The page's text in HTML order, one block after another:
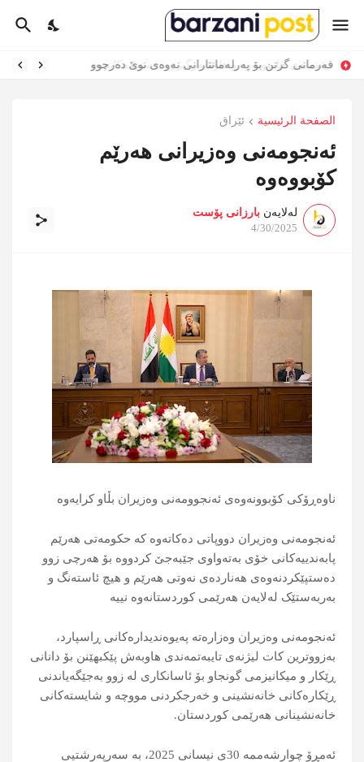
فەرمانی گرتن بۆ پەرلەمانتارانی نەوەی نوێ دەرچوو
الصفحة الرئيسية ئێراق
ئەنجومەنی وەزیرانی هەرێم
کۆبووەوە
لەلایەن بارزانی پۆست
4/30/2025
ناوەڕۆکی کۆبوونەوەی ئەنجوومەنی وەزیران بڵاو کرایەوە
ئەنجومەنی وەزیران دووپاتی دەکاتەوە کە حکومەتی هەرێم
پابەندییەکانی خۆی بەتەواوی جێبەجێ کردووە بۆ هەرچی زوو
دەستپێکردنەوەی هەناردەی نەوتی هەرێم و هیچ ئاستەنگ و
بەربەستێک لەلایەن هەرێمی کوردستانەوە نییە
ئەنجومەنی وەزیران وەزارەتە پەیوەندیدارەکانی ڕاسپارد،
بەزووترین کات لیژنەی تایبەتمەندی هاوبەش پێکبهێنن بۆ دانانی
ڕێکار و میکانیزمی گونجاو بۆ ئاسانکاری لە زوو بەجێگەیاندنی
ڕێکارەکانی خانەنشینی و خەرجکردنی مووچە و شایستەکانی
خانەنشینانی هەرێمی کوردستان.
ئەمڕۆ چوارشەممە 30ی نيسانى 2025، بە سەرپەرشتيی